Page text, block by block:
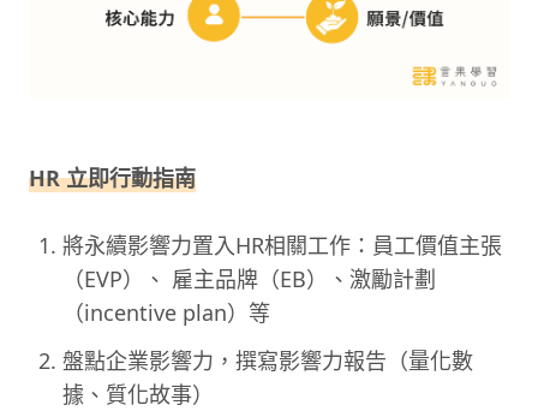
HR 立即行動指南
將永續影響力置入HR相關工作：員工價值主張
（EVP）、 雇主品牌（EB）、激勵計劃
（incentive plan）等
盤點企業影響力，撰寫影響力報告（量化數
據、質化故事）